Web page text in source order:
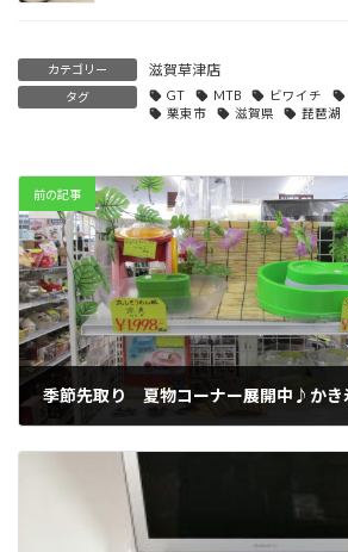
カテゴリー 滋賀草津店
タグ GT MTB ビワイチ
栗東市
滋賀県 琵琶湖
前の記事